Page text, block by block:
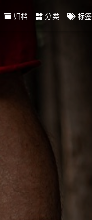
归档 分类 标签